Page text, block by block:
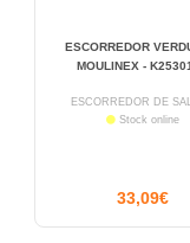
ESCORREDOR
MOULINEX -
ESCORREDOR DE
Stock online
33,09€